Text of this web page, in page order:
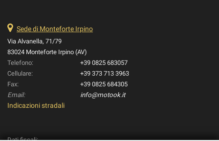
Sede di Monteforte Irpino
Via Alvanella, 71/79
83024 Monteforte Irpino (AV)
Telefono:
+39 0825 683057
Cellulare:
+39 373 713 3963
Fax:
+39 0825 684305
Email:
info@motook.it
Indicazioni stradali